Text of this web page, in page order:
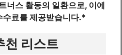
너스 활동의 일환으로, 이에
수료를 제공받습니다.*
천 리스트